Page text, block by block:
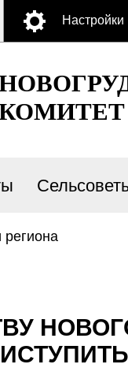
Настройки
региона